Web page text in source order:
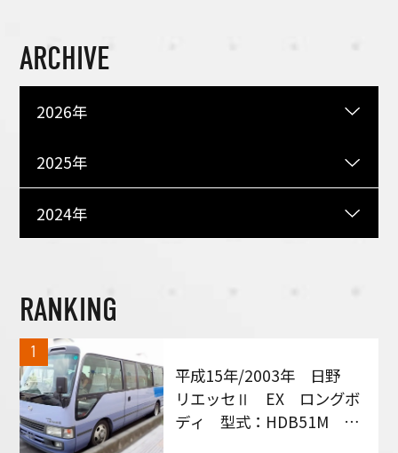
ARCHIVE
2026年
2025年
2024年
RANKING
1
平成15年/2003年 日野
リエッセⅡ EX ロングボ
ディ 型式：HDB51M MT